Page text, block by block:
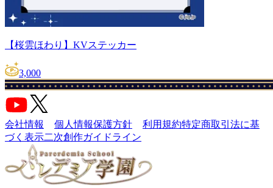
【桜雲ほわり】KVステッカー
3,000
会社情報 個人情報保護方針 利用規約特定商取引法に基
づく表示二次創作ガイドライン